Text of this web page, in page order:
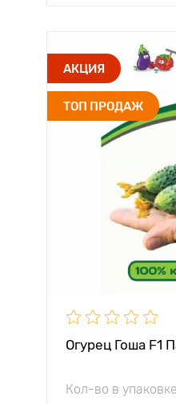
АКЦИЯ
ТОП ПРОДАЖ
Огурец Гоша F1
Кол-во в